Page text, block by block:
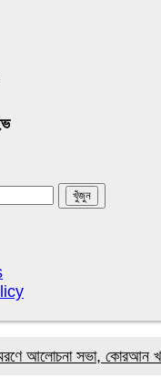
আলোচনা সভা, কোরআন খতম